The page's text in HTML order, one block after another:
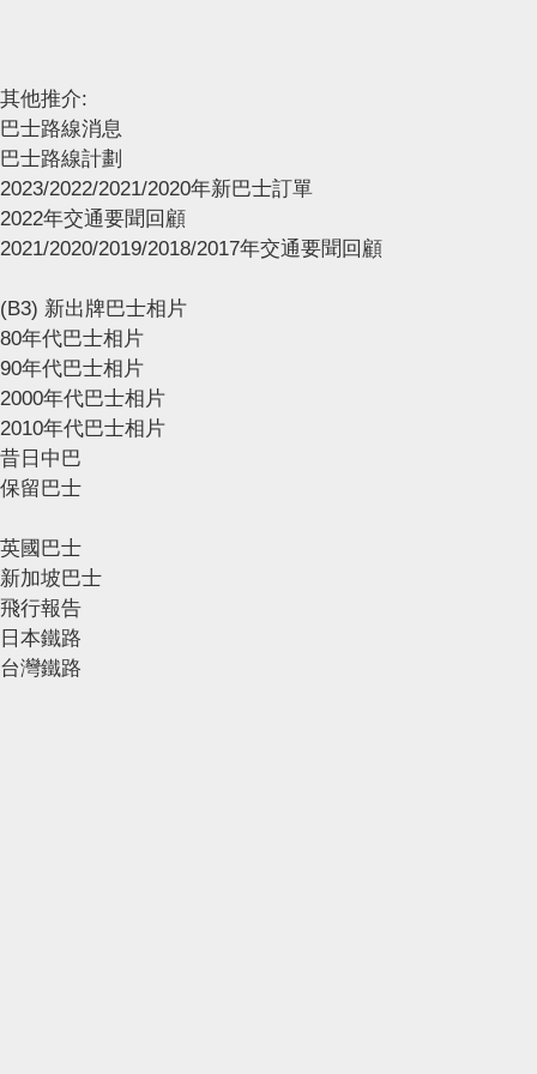
其他推介:
巴士路線消息
巴士路線計劃
2023/2022/2021/2020年新巴士訂單
2022年交通要聞回顧
2021/2020/2019/2018/2017年交通要聞回顧
(B3) 新出牌巴士相片
80年代巴士相片
90年代巴士相片
2000年代巴士相片
2010年代巴士相片
昔日中巴
保留巴士
英國巴士
新加坡巴士
飛行報告
日本鐵路
台灣鐵路